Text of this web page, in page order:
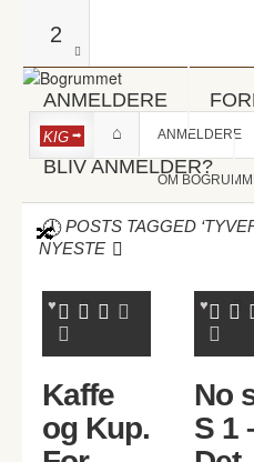
2
ANMELDERE
BLIV ANMELDER?
KIG ANMELDERE
OM
POSTS TAGGED
NYESTE
Kaffe
og Kup.
No
S 1